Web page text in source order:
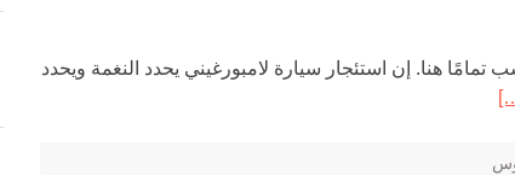
تمامًا هنا. إن استئجار سيارة لامبورغيني يحدد النغمة ويحدد